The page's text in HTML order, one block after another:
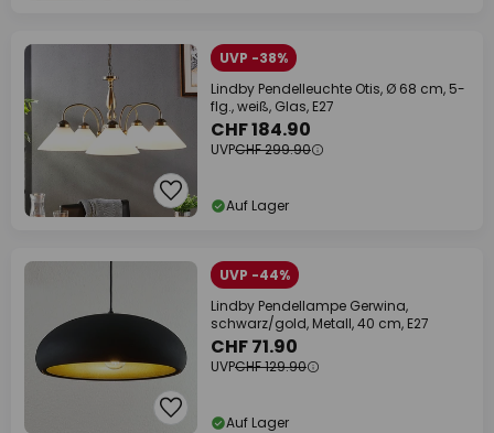
UVP -38%
Lindby Pendelleuchte Otis, Ø 68 cm, 5-
flg., weiß, Glas, E27
CHF 184.90
UVPCHF 299.90
Auf Lager
UVP -44%
Lindby Pendellampe Gerwina,
schwarz/gold, Metall, 40 cm, E27
CHF 71.90
UVPCHF 129.90
Auf Lager